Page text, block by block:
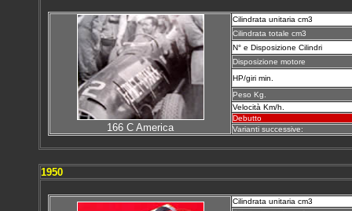
166 C America
Cilindrata unitaria cm3
Cilindrata totale cm3
N° e Disposizione Cilindri
Disposizione motore
HP/giri min.
Peso Kg.
Velocità Km/h.
Debutto
Varianti successive:
1950
Cilindrata unitaria cm3